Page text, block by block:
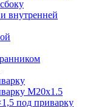
внутренней
М20х1.5
под приварку